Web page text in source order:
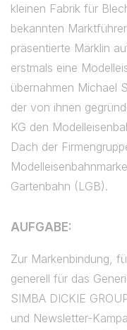
kleinen Fabrik für
bekannten
präsentierte Märklin
erstmals eine
übernahmen Michael
der von ihnen
KG den
Dach der
Gartenbahn (LGB).
AUFGABE:
Zur Markenbindung,
generell für das
SIMBA DICKIE
und Newsletter-